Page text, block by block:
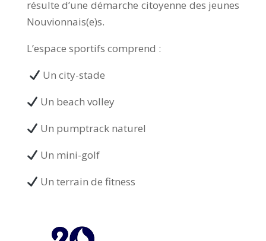
résulte d’une démarche citoyenne des jeunes
Nouvionnais(e)s.
L’espace sportifs comprend :
Un city-stade
Un beach volley
Un pumptrack naturel
Un mini-golf
Un terrain de fitness